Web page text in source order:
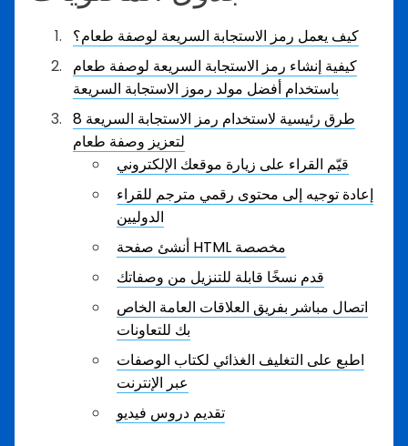
كيف يعمل رمز الاستجابة السريعة لوصفة طعام؟
كيفية إنشاء رمز الاستجابة السريعة لوصفة طعام
باستخدام أفضل مولد رموز الاستجابة السريعة
8 طرق رئيسية لاستخدام رمز الاستجابة السريعة
لتعزيز وصفة طعام
قيّم القراء على زيارة موقعك الإلكتروني
إعادة توجيه إلى محتوى رقمي مترجم للقراء
الدوليين
أنشئ صفحة HTML مخصصة
قدم نسخًا قابلة للتنزيل من وصفاتك
اتصال مباشر بفريق العلاقات العامة الخاص
بك للتعاونات
اطبع على التغليف الغذائي لكتاب الوصفات
عبر الإنترنت
تقديم دروس فيديو